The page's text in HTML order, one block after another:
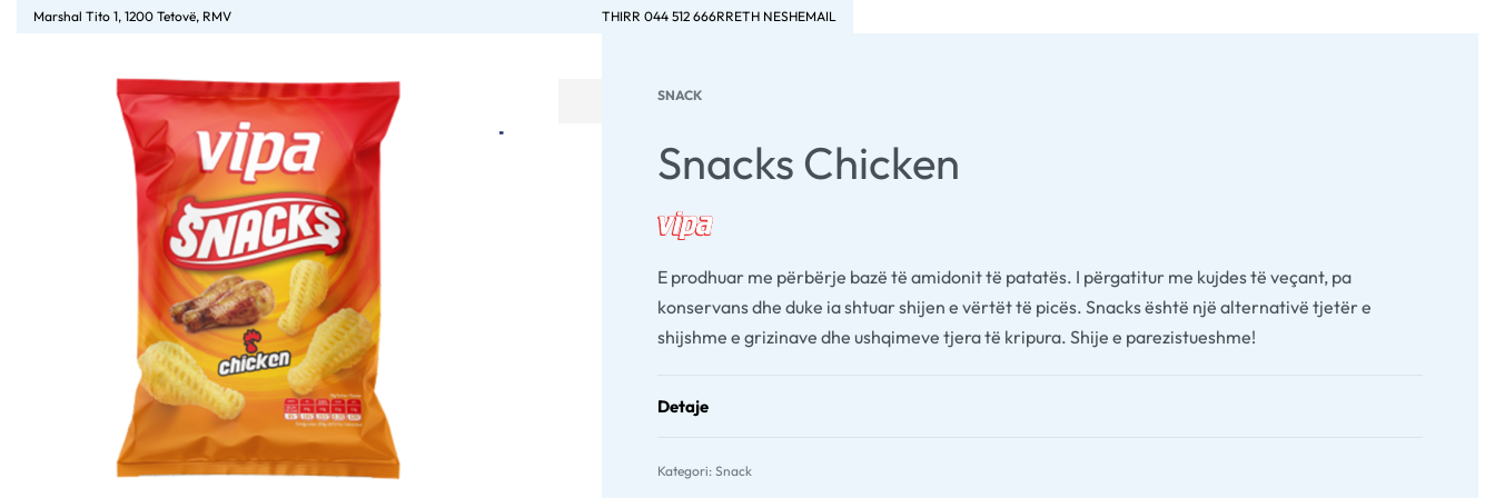
Marshal Tito 1, 1200 Tetovë, RMV THIRR 044 512 666RRETH NESHEMAIL
PRODUKTET RRETH
NESH
BRENDETKONTAKT SNACK
Snacks Chicken
E prodhuar me përbërje bazë të amidonit të patatës. I përgatitur me kujdes të veçant, pa
konservans dhe duke ia shtuar shijen e vërtët të picës. Snacks është një alternativë tjetër e
shijshme e grizinave dhe ushqimeve tjera të kripura. Shije e parezistueshme!
Detaje
Kategori: Snack